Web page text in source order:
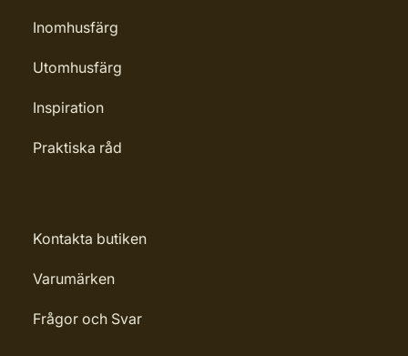
Inomhusfärg
Utomhusfärg
Inspiration
Praktiska råd
Kontakta butiken
Varumärken
Frågor och Svar